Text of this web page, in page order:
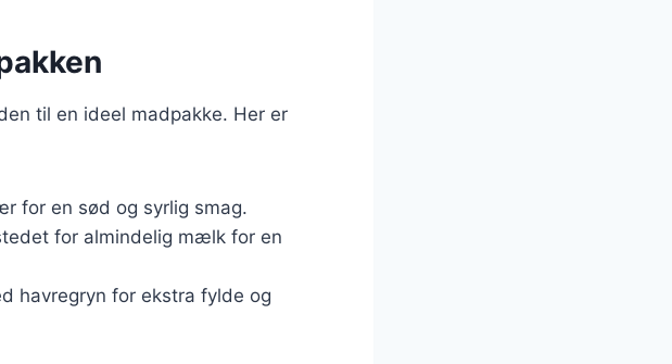
til en ideel madpakke. Her er
for en sød og syrlig smag.
for almindelig mælk for en
havregryn for ekstra fylde og